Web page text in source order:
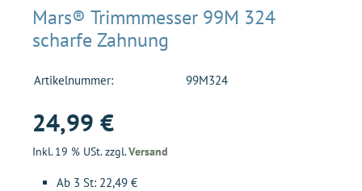
Mars® Trimmmesser 99M 324
scharfe Zahnung
Artikelnummer: 99M324
24,99 €
Inkl. 19 % USt. zzgl.Versand
Ab 3 St: 22,49 €